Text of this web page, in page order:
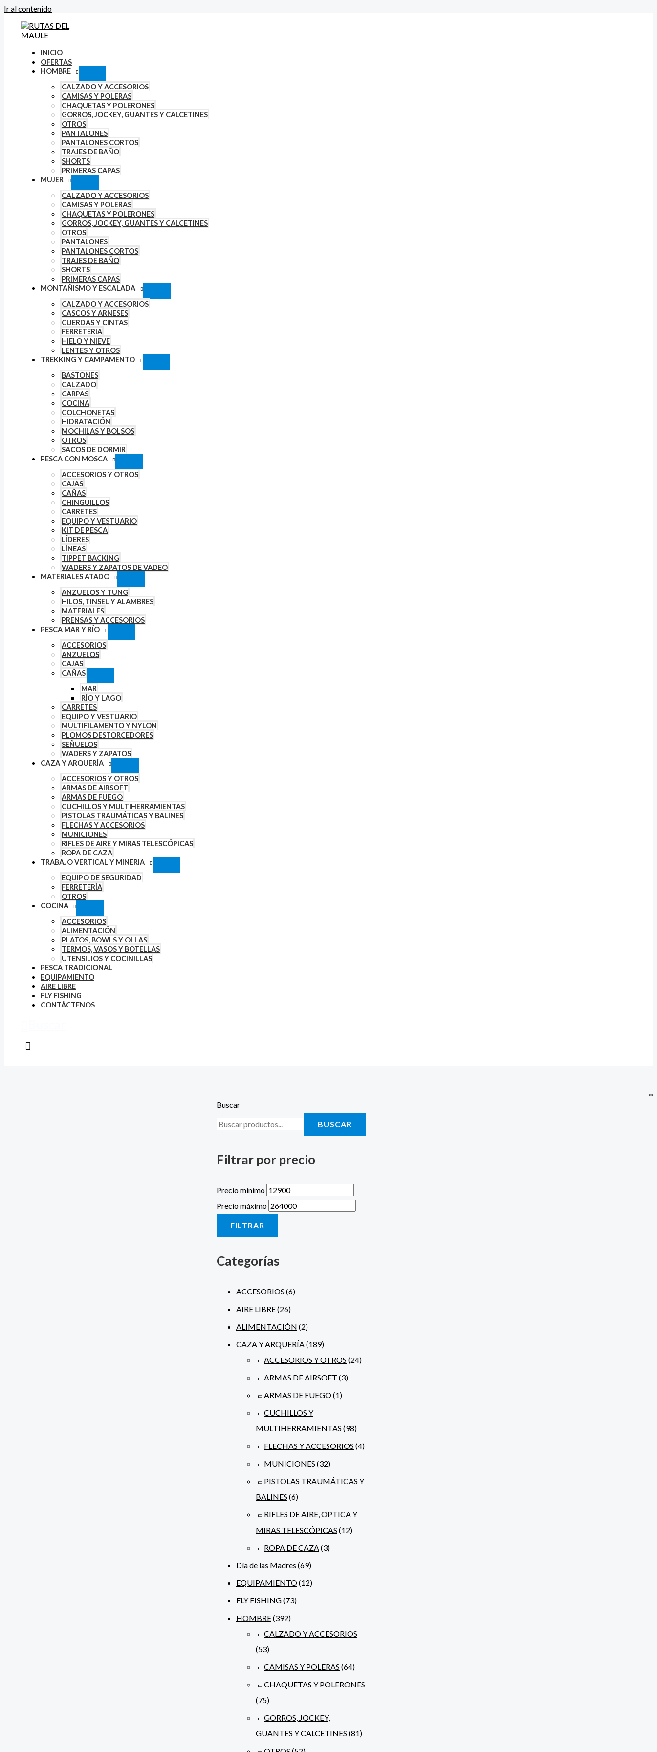
Ir al contenido
INICIO
OFERTAS
HOMBRE
CALZADO Y ACCESORIOS
CAMISAS Y POLERAS
CHAQUETAS Y POLERONES
GORROS, JOCKEY, GUANTES Y CALCETINES
OTROS
PANTALONES
PANTALONES CORTOS
TRAJES DE BAÑO
SHORTS
PRIMERAS CAPAS
MUJER
CALZADO Y ACCESORIOS
CAMISAS Y POLERAS
CHAQUETAS Y POLERONES
GORROS, JOCKEY, GUANTES Y CALCETINES
OTROS
PANTALONES
PANTALONES CORTOS
TRAJES DE BAÑO
SHORTS
PRIMERAS CAPAS
MONTAÑISMO Y ESCALADA
CALZADO Y ACCESORIOS
CASCOS Y ARNESES
CUERDAS Y CINTAS
FERRETERÍA
HIELO Y NIEVE
LENTES Y OTROS
TREKKING Y CAMPAMENTO
BASTONES
CALZADO
CARPAS
COCINA
COLCHONETAS
HIDRATACIÓN
MOCHILAS Y BOLSOS
OTROS
SACOS DE DORMIR
PESCA CON MOSCA
ACCESORIOS Y OTROS
CAJAS
CAÑAS
CHINGUILLOS
CARRETES
EQUIPO Y VESTUARIO
KIT DE PESCA
LÍDERES
LÍNEAS
TIPPET BACKING
WADERS Y ZAPATOS DE VADEO
MATERIALES ATADO
ANZUELOS Y TUNG
HILOS, TINSEL Y ALAMBRES
MATERIALES
PRENSAS Y ACCESORIOS
PESCA MAR Y RÍO
ACCESORIOS
ANZUELOS
CAJAS
CAÑAS
MAR
RÍO Y LAGO
CARRETES
EQUIPO Y VESTUARIO
MULTIFILAMENTO Y NYLON
PLOMOS DESTORCEDORES
SEÑUELOS
WADERS Y ZAPATOS
CAZA Y ARQUERÍA
ACCESORIOS Y OTROS
ARMAS DE AIRSOFT
ARMAS DE FUEGO
CUCHILLOS Y MULTIHERRAMIENTAS
PISTOLAS TRAUMÁTICAS Y BALINES
FLECHAS Y ACCESORIOS
MUNICIONES
RIFLES DE AIRE Y MIRAS TELESCÓPICAS
ROPA DE CAZA
TRABAJO VERTICAL Y MINERIA
EQUIPO DE SEGURIDAD
FERRETERÍA
OTROS
COCINA
ACCESORIOS
ALIMENTACIÓN
PLATOS, BOWLS Y OLLAS
TERMOS, VASOS Y BOTELLAS
UTENSILIOS Y COCINILLAS
PESCA TRADICIONAL
EQUIPAMIENTO
AIRE LIBRE
FLY FISHING
CONTÁCTENOS
Buscar
BUSCAR
Filtrar por precio
Precio mínimo
Precio máximo
FILTRAR
Categorías
ACCESORIOS (6)
AIRE LIBRE(26)
ALIMENTACIÓN (2)
CAZA Y ARQUERÍA(189)
ACCESORIOS Y OTROS (24)
ARMAS DE AIRSOFT (3)
ARMAS DE FUEGO(1)
CUCHILLOS Y
MULTIHERRAMIENTAS (98)
FLECHAS Y ACCESORIOS (4)
MUNICIONES (32)
PISTOLAS TRAUMÁTICAS Y
BALINES (6)
RIFLES DE AIRE, ÓPTICA Y
MIRAS TELESCÓPICAS (12)
ROPA DE CAZA(3)
Día de las Madres (69)
EQUIPAMIENTO(12)
FLY FISHING(73)
HOMBRE(392)
CALZADO Y ACCESORIOS
(53)
CAMISAS Y POLERAS (64)
CHAQUETAS Y POLERONES
(75)
GORROS, JOCKEY,
GUANTES Y CALCETINES (81)